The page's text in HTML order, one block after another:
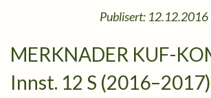
Publisert: 12.12.2016
MERKNADER KUF-
Innst. 12 S (2016–2017)